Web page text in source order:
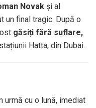
Novak și al
un final tragic. După o
găsiți fără suflare,
Hatta, din Dubai.
urmă cu o lună, imediat